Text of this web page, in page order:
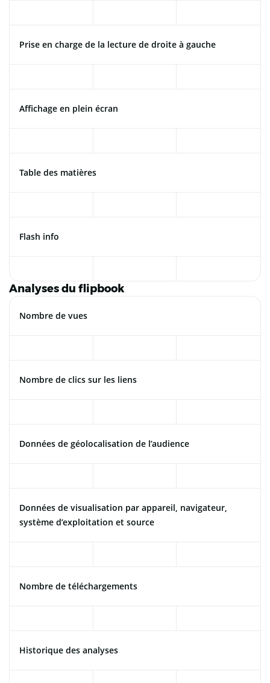
Prise en charge de la lecture de droite à gauche
Affichage en plein écran
Table des matières
Flash info
Analyses du flipbook
Nombre de vues
Nombre de clics sur les liens
Données de géolocalisation de l’audience
Données de visualisation par appareil, navigateur,
système d’exploitation et source
Nombre de téléchargements
Historique des analyses